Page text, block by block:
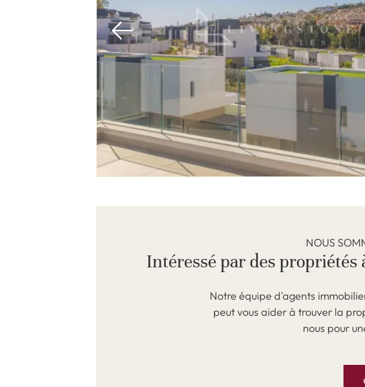
NOUS
Intéressé par des propriétés
Notre équipe d'agents
peut vous aider à trouver la
nous pour